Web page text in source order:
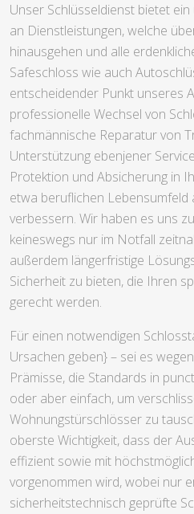
Unser Schlüsseldienst bietet
an Dienstleistungen, welche
hinausgehen und alle
Safeschloss wie auch
entscheidender Punkt unseres
professionelle Wechsel von
fachmännische Reparatur von
Unterstützung ebenjener
Protektion und Absicherung in
etwa beruflichen
verbessern. Wir haben es uns
keineswegs nur im Notfall
außerdem längerfristige
Sicherheit zu bieten, die Ihren
gerecht werden.
Für einen notwendigen
Ursachen geben} – sei es
Prämisse, die Standards in
oder aber einfach, um
Wohnungstürschlösser zu
oberste Wichtigkeit, dass der
effizient sowie mit
vorgenommen wird, wobei nur
sicherheitstechnisch geprüfte